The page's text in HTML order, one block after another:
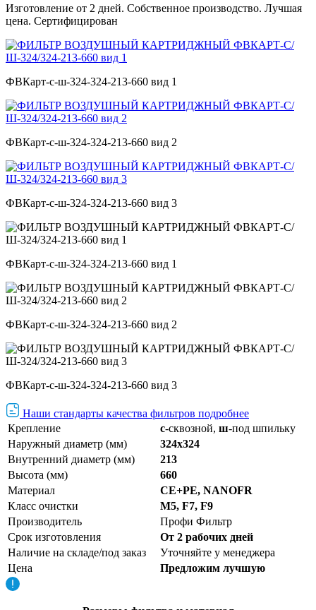
Изготовление от 2 дней. Собственное производство. Лучшая
цена. Сертифицирован
ФВКарт-с-ш-324-324-213-660 вид 1
ФВКарт-с-ш-324-324-213-660 вид 2
ФВКарт-с-ш-324-324-213-660 вид 3
ФВКарт-с-ш-324-324-213-660 вид 1
ФВКарт-с-ш-324-324-213-660 вид 2
ФВКарт-с-ш-324-324-213-660 вид 3
Наши стандарты качества фильтров подробнее
Крепление
с-сквозной, ш-под шпильку
Наружный диаметр (мм)
324х324
Внутренний диаметр (мм)
213
Высота (мм)
660
Материал
CE+PE, NANOFR
Класс очистки
М5, F7, F9
Производитель
Профи Фильтр
Срок изготовления
От 2 рабочих дней
Наличие на складе/под заказ
Уточняйте у менеджера
Цена
Предложим лучшую